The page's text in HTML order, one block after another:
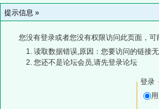
提示信息 »
您没有登录或者您没有权限访问此页面，
读取数据错误,原因：您要访问的链接
您还不是论坛会员,请先登录论坛
登录